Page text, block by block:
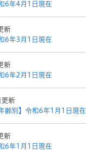
6年4月1日現在
新
6年3月1日現在
新
6年2月1日現在
新
齢別】令和6年1月1日現在
新
6年1月1日現在